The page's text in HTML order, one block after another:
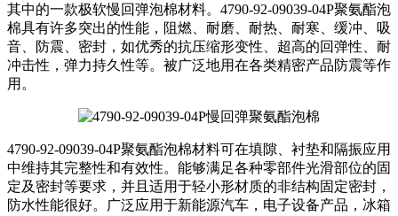
其中的一款极软慢回弹泡棉材料。4790-92-09039-04P聚氨酯泡
棉具有许多突出的性能，阻燃、耐磨、耐热、耐寒、缓冲、吸
音、防震、密封，如优秀的抗压缩形变性、超高的回弹性、耐
冲击性，弹力持久性等。被广泛地用在各类精密产品防震等作
用。
4790-92-09039-04P聚氨酯泡棉材料可在填隙、衬垫和隔振应用
中维持其完整性和有效性。能够满足各种零部件光滑部位的固
定及密封等要求，并且适用于轻小形材质的非结构固定密封，
防水性能很好。广泛应用于新能源汽车，电子设备产品，冰箱